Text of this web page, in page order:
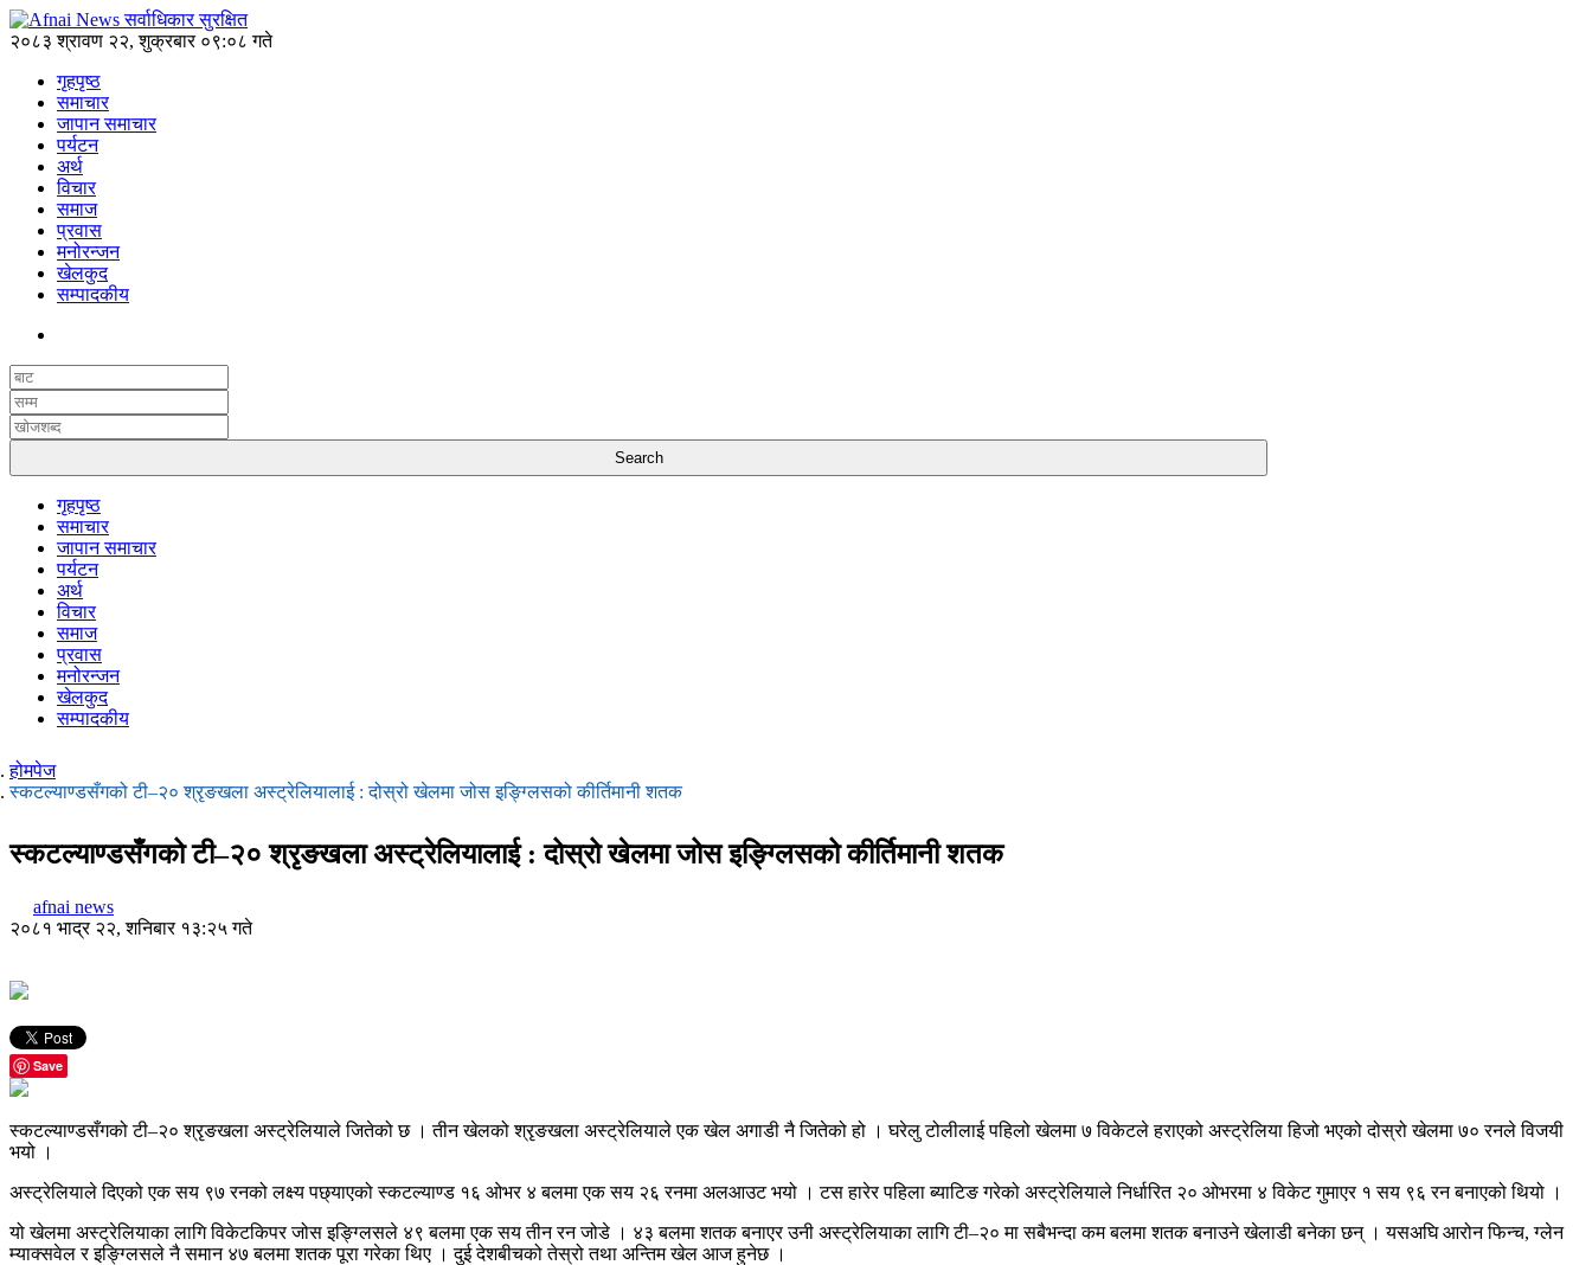
२०८३ श्रावण २२, शुक्रबार ०९:०८ गते
गृहपृष्ठ
समाचार
जापान समाचार
पर्यटन
अर्थ
विचार
समाज
प्रवास
मनोरन्जन
खेलकुद
सम्पादकीय
गृहपृष्ठ
समाचार
जापान समाचार
पर्यटन
अर्थ
विचार
समाज
प्रवास
मनोरन्जन
खेलकुद
सम्पादकीय
होमपेज
स्कटल्याण्डसँगको टी–२० श्रृङखला अस्ट्रेलियालाई : दोस्रो खेलमा जोस इङ्ग्लिसको कीर्तिमानी शतक
स्कटल्याण्डसँगको टी–२० श्रृङखला अस्ट्रेलियालाई : दोस्रो खेलमा जोस इङ्ग्लिसको कीर्तिमानी शतक
afnai news
२०८१ भाद्र २२, शनिबार १३:२५ गते
Save
स्कटल्याण्डसँगको टी–२० श्रृङखला अस्ट्रेलियाले जितेको छ । तीन खेलको श्रृङखला अस्ट्रेलियाले एक खेल अगाडी नै जितेको हो । घरेलु टोलीलाई पहिलो खेलमा ७ विकेटले हराएको अस्ट्रेलिया हिजो भएको दोस्रो खेलमा ७० रनले विजयी
भयो ।
अस्ट्रेलियाले दिएको एक सय ९७ रनको लक्ष्य पछ्याएको स्कटल्याण्ड १६ ओभर ४ बलमा एक सय २६ रनमा अलआउट भयो । टस हारेर पहिला ब्याटिङ गरेको अस्ट्रेलियाले निर्धारित २० ओभरमा ४ विकेट गुमाएर १ सय ९६ रन बनाएको थियो ।
यो खेलमा अस्ट्रेलियाका लागि विकेटकिपर जोस इङ्ग्लिसले ४९ बलमा एक सय तीन रन जोडे । ४३ बलमा शतक बनाएर उनी अस्ट्रेलियाका लागि टी–२० मा सबैभन्दा कम बलमा शतक बनाउने खेलाडी बनेका छन् । यसअघि आरोन फिन्च, ग्लेन
म्याक्सवेल र इङ्ग्लिसले नै समान ४७ बलमा शतक पूरा गरेका थिए । दुई देशबीचको तेस्रो तथा अन्तिम खेल आज हुनेछ ।